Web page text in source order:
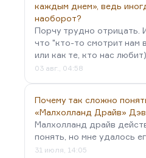
каждым днем», ведь
наоборот?
Порчу трудно отрицать.
что "кто-то смотрит нам
или как те, кто нас
03 авг., 04:58
Почему так сложно
«Малхолланд Драйв»
Малхолланд драйв
понять, но мне удалось
31 июля, 14:05